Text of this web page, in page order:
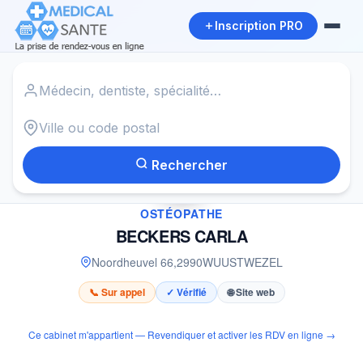
Inscription PRO
Rechercher
✓
OSTÉOPATHE
BECKERS CARLA
Noordheuvel 66,2990WUUSTWEZEL
📞 Sur appel ✓ Vérifié 🌐 Site web
Ce cabinet m'appartient — Revendiquer et activer les RDV en ligne →